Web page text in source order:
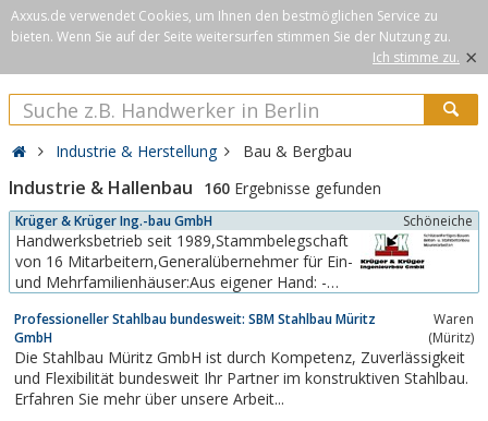
Axxus.de verwendet Cookies, um Ihnen den bestmöglichen Service zu
bieten. Wenn Sie auf der Seite weitersurfen stimmen Sie der Nutzung zu.
Ich stimme zu. ×
Industrie & Herstellung Bau & Bergbau
Industrie & Hallenbau 160 Ergebnisse gefunden
Krüger & Krüger Ing.-bau GmbH Schöneiche
Handwerksbetrieb seit 1989,Stammbelegschaft
von 16 Mitarbeitern,Generalübernehmer für Ein-
und Mehrfamilienhäuser:Aus eigener Hand: -
Putz,Industrie: Maschinenfundamentierung,
Hallenfußböden,
Diamantschneidarbeiten,Modernisierung:Ein-
und Mehrfamilienhäuser...
Professioneller Stahlbau bundesweit: SBM Stahlbau Müritz
GmbH
Waren
(Müritz)
Die Stahlbau Müritz GmbH ist durch Kompetenz, Zuverlässigkeit
und Flexibilität bundesweit Ihr Partner im konstruktiven Stahlbau.
Erfahren Sie mehr über unsere Arbeit...